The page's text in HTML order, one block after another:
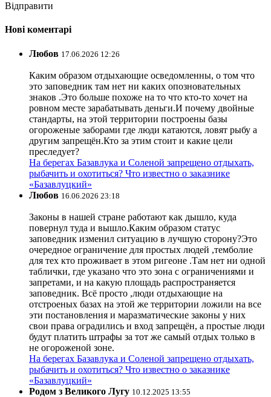
Відправити
Нові коментарі
Любов 17.06.2026 12:26
Каким образом отдыхающие осведомленны, о том что
это заповедник там нет ни каких опозновательных
знаков .Это больше похоже на то что кто-то хочет на
ровном месте зарабатывать деньги.И почему двойные
стандарты, на этой территории построены базы
огороженые заборами где люди катаются, ловят рыбу а
другим запрещён.Кто за этим стоит и какие цели
преследует?
На берегах Базавлука и Соленой запрещено отдыхать,
рыбачить и охотиться? Что известно о заказнике
«Базавлуцкий»
Любов 16.06.2026 23:18
Законы в нашей стране работают как дышло, куда
повернул туда и вышло.Каким образом статус
заповедник изменил ситуацию в лучшую сторону?Это
очередное ограничение для простых людей ,темболие
для тех кто проживает в этом ригеоне .Там нет ни одной
таблички, где указано что это зона с ограничениями и
запретами, и на какую площадь распространяется
заповедник. Всё просто ,люди отдыхающие на
отстроеных базах на этой же территории ложили на все
эти постановления и маразматические законы у них
свои права оградились и вход запрещён, а простые люди
будут платить штрафы за тот же самый отдых только в
не огороженой зоне.
На берегах Базавлука и Соленой запрещено отдыхать,
рыбачить и охотиться? Что известно о заказнике
«Базавлуцкий»
Родом з Великого Лугу 10.12.2025 13:55